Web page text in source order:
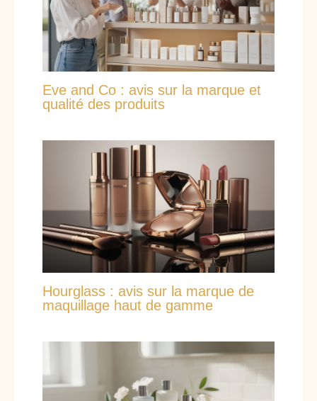
Eve and Co : avis sur la marque et
qualité des produits
Hourglass : avis sur la marque de
maquillage haut de gamme